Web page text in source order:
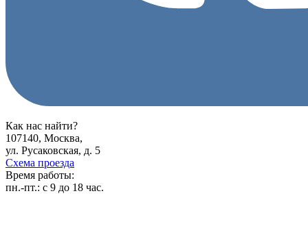
Как нас найти?
107140, Москва,
ул. Русаковская, д. 5
Схема проезда
Время работы:
пн.-пт.: с 9 до 18 час.